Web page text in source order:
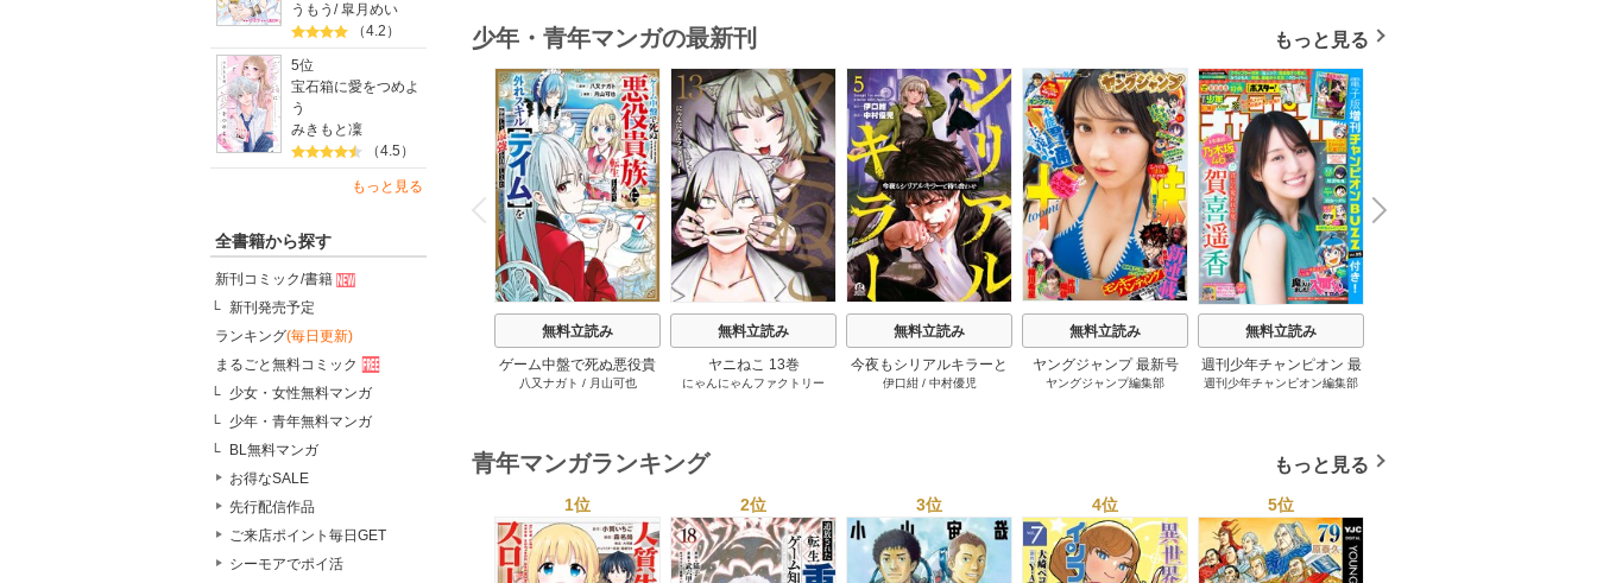
うもう /皐月めい
（4.2）
5位
宝石箱に愛をつめよ
う
みきもと凜
（4.5）
もっと見る
全書籍から探す
新刊コミック/書籍
新刊発売予定
ランキング(毎日更新)
まるごと無料コミック
少女・女性無料マンガ
少年・青年無料マンガ
BL無料マンガ
お得なSALE
先行配信作品
ご来店ポイント毎日GET
シーモアでポイ活
（１）
少年・青年マンガの最新刊 もっと見る
P
r
e
v
i
o
u
s
無料立読み
ゲーム中盤で死ぬ悪役貴
族に転生したので、外れ
7巻
八又ナガト / 月山可也
無料立読み
ヤニねこ 13巻
にゃんにゃんファクトリー
無料立読み
今夜もシリアルキラーと
待ち合わせ 5巻
伊口紺/ 中村優児
無料立読み
ヤングジャンプ 最新号
ヤングジャンプ編集部
無料立読み
週刊少年チャンピオン 最
新号
週刊少年チャンピオン編集部
N
e
x
t
青年マンガランキング もっと見る
1位 2位 3位 4位 5位